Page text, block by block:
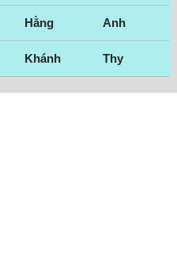
Hằng Anh
Khánh Thy